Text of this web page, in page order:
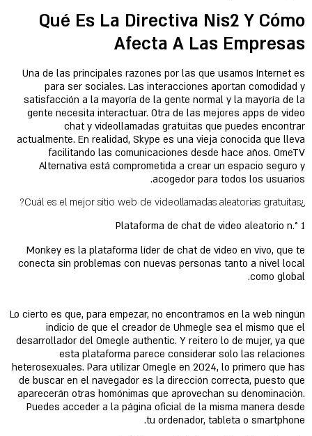
Qué Es La Directiva Nis2 Y Cómo
Afecta A Las Empresas
Una de las principales razones por las que usamos Internet es
para ser sociales. Las interacciones aportan comodidad y
satisfacción a la mayoría de la gente normal y la mayoría de la
gente necesita interactuar. Otra de las mejores apps de video
chat y videollamadas gratuitas que puedes encontrar
actualmente. En realidad, Skype es una vieja conocida que lleva
facilitando las comunicaciones desde hace años. OmeTV
Alternativa está comprometida a crear un espacio seguro y
acogedor para todos los usuarios.
¿Cuál es el mejor sitio web de videollamadas aleatorias gratuitas?
Plataforma de chat de video aleatorio n.° 1
Monkey es la plataforma líder de chat de video en vivo, que te
conecta sin problemas con nuevas personas tanto a nivel local
como global.
Lo cierto es que, para empezar, no encontramos en la web ningún
indicio de que el creador de Uhmegle sea el mismo que el
desarrollador del Omegle authentic. Y reitero lo de mujer, ya que
esta plataforma parece considerar solo las relaciones
heterosexuales. Para utilizar Omegle en 2024, lo primero que has
de buscar en el navegador es la dirección correcta, puesto que
aparecerán otras homónimas que aprovechan su denominación.
Puedes acceder a la página oficial de la misma manera desde
tu ordenador, tableta o smartphone.